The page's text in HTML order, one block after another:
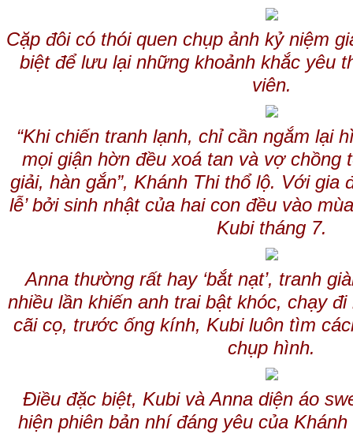
Cặp đôi có thói quen chụp ảnh kỷ niệm
biệt để lưu lại những khoảnh khắc yêu
viên.
“Khi chiến tranh lạnh, chỉ cần ngắm lại
mọi giận hờn đều xoá tan và vợ chồng
giải, hàn gắn”, Khánh Thi thổ lộ. Với gia
lễ’ bởi sinh nhật của hai con đều vào
Kubi tháng 7.
Anna thường rất hay ‘bắt nạt’, tranh
nhiều lần khiến anh trai bật khóc, chạy
cãi cọ, trước ống kính, Kubi luôn tìm
chụp hình.
Điều đặc biệt, Kubi và Anna diện áo
hiện phiên bản nhí đáng yêu của